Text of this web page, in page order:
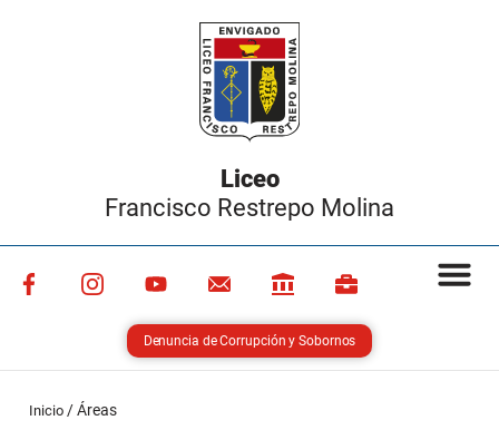
Liceo
Francisco Restrepo Molina
Denuncia de Corrupción y Sobornos
Inicio /Áreas